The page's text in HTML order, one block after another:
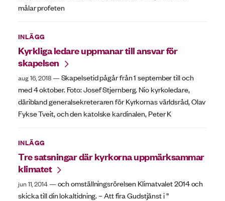
målar profeten
INLÄGG
Kyrkliga ledare uppmanar till ansvar för
skapelsen
aug 16, 2018
Skapelsetid pågår från 1 september till och
med 4 oktober. Foto: Josef Stjernberg. Nio kyrkoledare,
däribland generalsekreteraren för Kyrkornas världsråd, Olav
Fykse Tveit, och den katolske kardinalen, Peter K
INLÄGG
Tre satsningar där kyrkorna uppmärksammar
klimatet
jun 11, 2014
och omställningsrörelsen Klimatvalet 2014 och
skicka till din lokaltidning. – Att fira Gudstjänst i ”